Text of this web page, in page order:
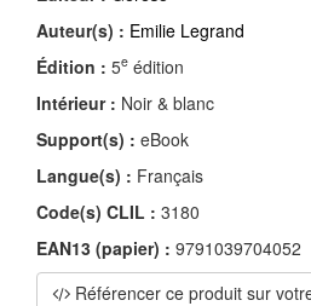
Auteur(s) : Emilie Legrand
Édition : 5e édition
Intérieur : Noir & blanc
Support(s) : eBook
Langue(s) : Français
Code(s) CLIL : 3180
EAN13 (papier) : 9791039704052
Référencer ce produit sur